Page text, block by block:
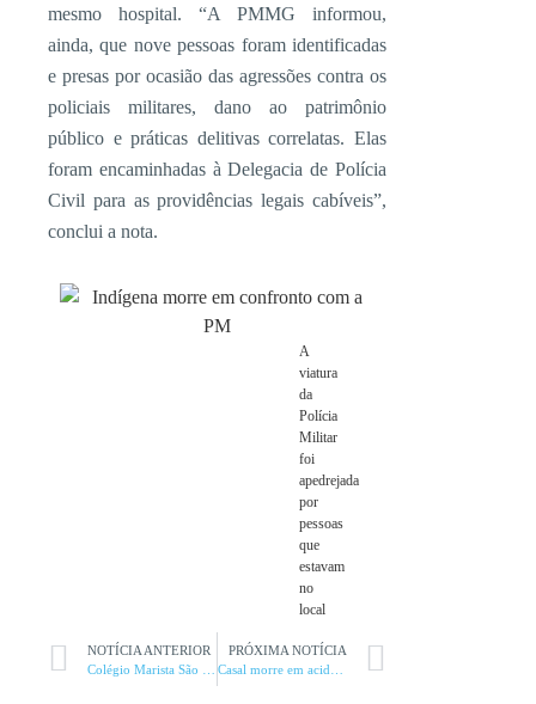
mesmo hospital. “A PMMG informou,
ainda, que nove pessoas foram identificadas
e presas por ocasião das agressões contra os
policiais militares, dano ao patrimônio
público e práticas delitivas correlatas. Elas
foram encaminhadas à Delegacia de Polícia
Civil para as providências legais cabíveis”,
conclui a nota.
A
viatura
da
Polícia
Militar
foi
apedrejada
por
pessoas
que
estavam
no
local
NOTÍCIA ANTERIOR
PRÓXIMA NOTÍCIA